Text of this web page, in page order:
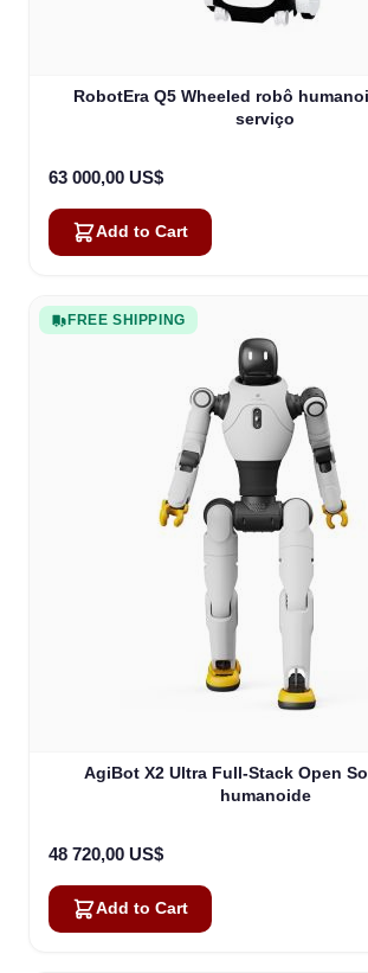
RobotEra Q5 Wheeled robô
serviço
63 000,00 US$
Add to Cart
FREE SHIPPING
AgiBot X2 Ultra Full-Stack Open
humanoide
48 720,00 US$
Add to Cart